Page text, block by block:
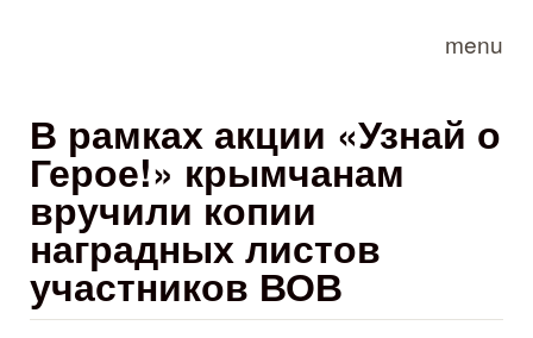
menu
В рамках акции «Узнай о
Герое!» крымчанам
вручили копии
наградных листов
участников ВОВ